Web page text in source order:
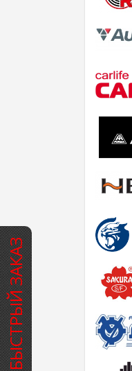
БЫСТРЫЙ ЗАКАЗ